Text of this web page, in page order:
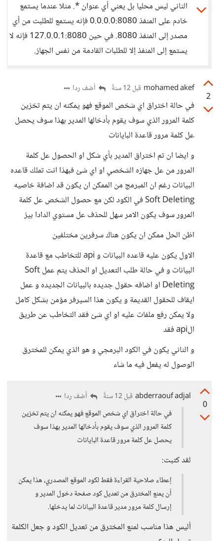
الثاني ليس محليا بل يعني أي عنوان *. مثلا عندما يستمع
خادم على المنفذ 0.0.0.0:8080 فإنه يستمع للطلبت من أي
مصدر إلى المنفذ 8080. في حين 127.0.0.1:8080 فإنه لا
يستمع إلى المنفذ إلا للطلبات القادمة من نفس الجهاز.
2
mohamed akef قبل 12 سنةً أضف ردا
في حالة اختراق اي شخص الموقع فهو يمكنه ان يتم تخزين
كلمة المرور الذي سوف يقوم بأدخالها المدير بهذا سوف يحصل
عل كلمة مرور قاعدة البايانات
و ايضا ان تم اختراق المدير بأي شكل او الحصول عل كلمة
المرور من عل جهازه الشخصي او اي شئ فبهذا انت تملك قاعده
البيانات رغم ان المبرمج من الممكن ان يكون قد اضافة خاصيه
Soft Deleting في الكود لكن مع حصول الشخص عل كلمة
المرور سوف يكون الامر سهل للحذف عل مستوي الدادا بيز
اظن الحل ممكن ان يكون هناك سرفرين مختلفين
الاول يكون عليه قاعده البيانات و api للتخاطب مع قاعدة
البيانات و في حالة طلب التعديل او الحذف يتم عمل Soft
Deleting او اضافه حقول جديده بالبيانات الجديده و عمل
ايقاف للحقول القديمة و يكون هذا السيرفر مؤمن بشكل كامل
ولا يمكن رفع ملفات عليه او اي شئ فقد التخاطب عن طريق
الapi فقد
و الثاني يكون في الكود البرمجي و هو الذي يمكن للمخترق
الوصول له يفعل فيه ما شاء
0
abderraouf adjal قبل 12 سنةً
أضف ردا
في حالة اختراق اي شخص الموقع فهو يمكنه ان يتم تخزين
كلمة المرور الذي سوف يقوم بأدخالها المدير بهذا سوف
يحصل عل كلمة مرور قاعدة البايانات
لقد كتبت:
إعطاء صلاحية القراءة فقط لكود الموقع المصدري، هذا يمكن
أن يمنع المخترق من تعديل كود صفحة دخول المدير و
إرسال كلمة مرور مدير قاعدة البيانات لما يدخلها.
أليس هذا مناسب لمنع المخترق من تعديل الكود و جعل الكلمة